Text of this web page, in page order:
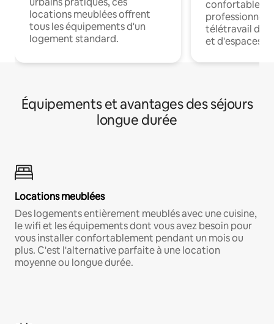
locations meublées offrent
tous les équipements d'un
logement standard.
confortables
professionnels
télétravail
et d'espaces
Équipements et avantages des séjours
longue durée
Locations meublées
Des logements entièrement meublés avec une cuisine,
le wifi et les équipements dont vous avez besoin pour
vous installer confortablement pendant un mois ou
plus. C'est l'alternative parfaite à une location
moyenne ou longue durée.